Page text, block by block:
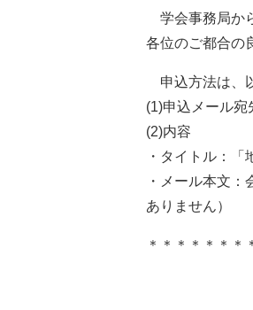
学会事務局か
各位のご都合の
申込方法は、
(1)申込メール
(2)内容
・タイトル：
・メール本文
ありません）
＊＊＊＊＊＊＊
（公